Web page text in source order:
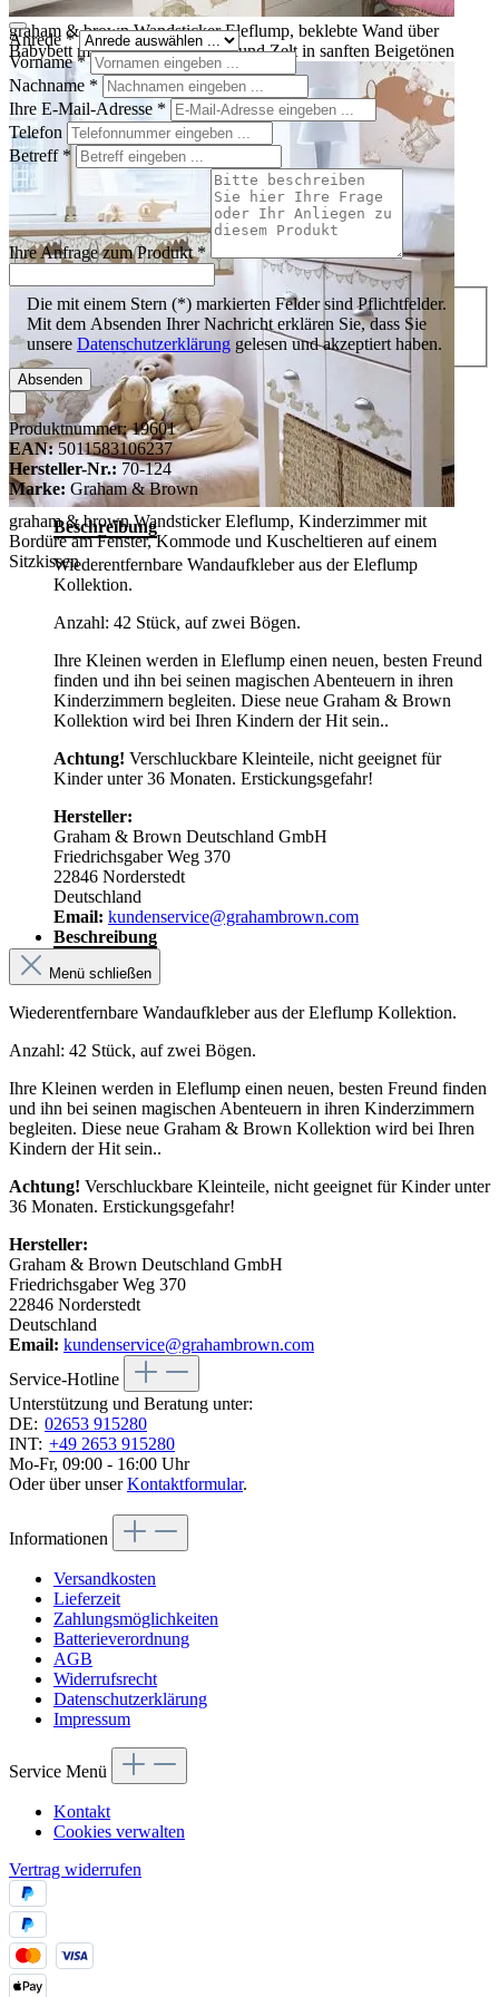
graham & brown Wandsticker Eleflump, beklebte Wand über
Babybett mit Elefanten, Wolken und Zelt in sanften Beigetönen
graham & brown Wandsticker Eleflump, Kinderzimmer mit
Bordüre am Fenster, Kommode und Kuscheltieren auf einem
Sitzkissen
Anrede *
Vorname*
Nachname *
Ihre E-Mail-Adresse *
Telefon
Betreff *
Ihre Anfrage zum Produkt*
Die mit einem Stern (*) markierten Felder sind Pflichtfelder.
Mit dem Absenden Ihrer Nachricht erklären Sie, dass Sie
unsere Datenschutzerklärung gelesen und akzeptiert haben.
Absenden
Produktnummer:19601
EAN: 5011583106237
Hersteller-Nr.: 70-124
Marke: Graham & Brown
Beschreibung
Wiederentfernbare Wandaufkleber aus der Eleflump
Kollektion.
Anzahl: 42 Stück, auf zwei Bögen.
Ihre Kleinen werden in Eleflump einen neuen, besten Freund
finden und ihn bei seinen magischen Abenteuern in ihren
Kinderzimmern begleiten. Diese neue Graham & Brown
Kollektion wird bei Ihren Kindern der Hit sein..
Achtung! Verschluckbare Kleinteile, nicht geeignet für
Kinder unter 36 Monaten. Erstickungsgefahr!
Hersteller:
Graham & Brown Deutschland GmbH
Friedrichsgaber Weg 370
22846 Norderstedt
Deutschland
Email: kundenservice@grahambrown.com
Beschreibung
Menü schließen
Wiederentfernbare Wandaufkleber aus der Eleflump Kollektion.
Anzahl: 42 Stück, auf zwei Bögen.
Ihre Kleinen werden in Eleflump einen neuen, besten Freund finden
und ihn bei seinen magischen Abenteuern in ihren Kinderzimmern
begleiten. Diese neue Graham & Brown Kollektion wird bei Ihren
Kindern der Hit sein..
Achtung! Verschluckbare Kleinteile, nicht geeignet für Kinder unter
36 Monaten. Erstickungsgefahr!
Hersteller:
Graham & Brown Deutschland GmbH
Friedrichsgaber Weg 370
22846 Norderstedt
Deutschland
Email: kundenservice@grahambrown.com
Service-Hotline
Unterstützung und Beratung unter:
DE: 02653 915280
INT: +49 2653 915280
Mo-Fr, 09:00 - 16:00 Uhr
Oder über unserKontaktformular.
Informationen
Versandkosten
Lieferzeit
Zahlungsmöglichkeiten
Batterieverordnung
AGB
Widerrufsrecht
Datenschutzerklärung
Impressum
Service Menü
Kontakt
Cookies verwalten
Vertrag widerrufen